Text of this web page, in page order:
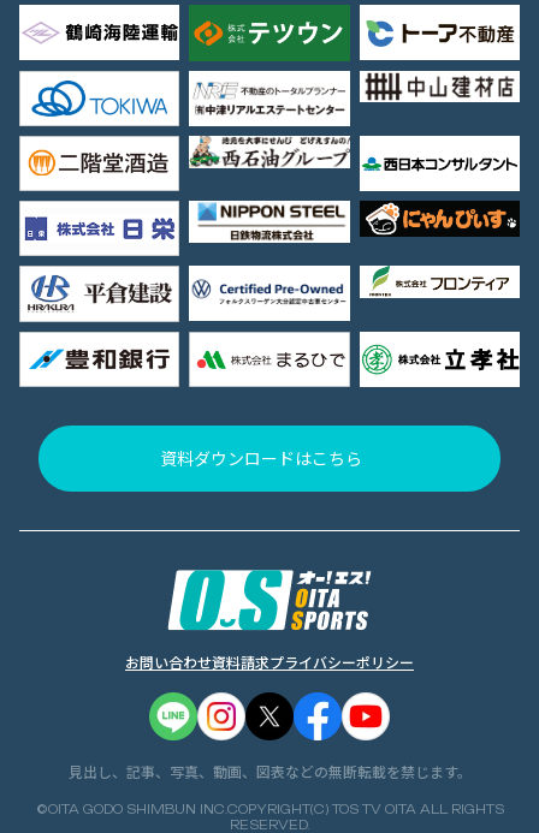
資料ダウンロードはこちら
お問い合わせ資料請求プライバシーポリシー
見出し、記事、写真、動画、図表などの無断転載を禁じます。
©OITA GODO SHIMBUN INC.COPYRIGHT(C) TOS TV OITA ALL RIGHTS
RESERVED.